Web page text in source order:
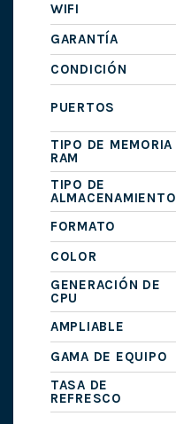
WIFI
GARANTÍA
CONDICIÓN
PUERTOS
TIPO DE MEMORIA
RAM
TIPO DE
ALMACENAMIENTO
FORMATO
COLOR
GENERACIÓN DE
CPU
AMPLIABLE
GAMA DE EQUIPO
TASA DE
REFRESCO